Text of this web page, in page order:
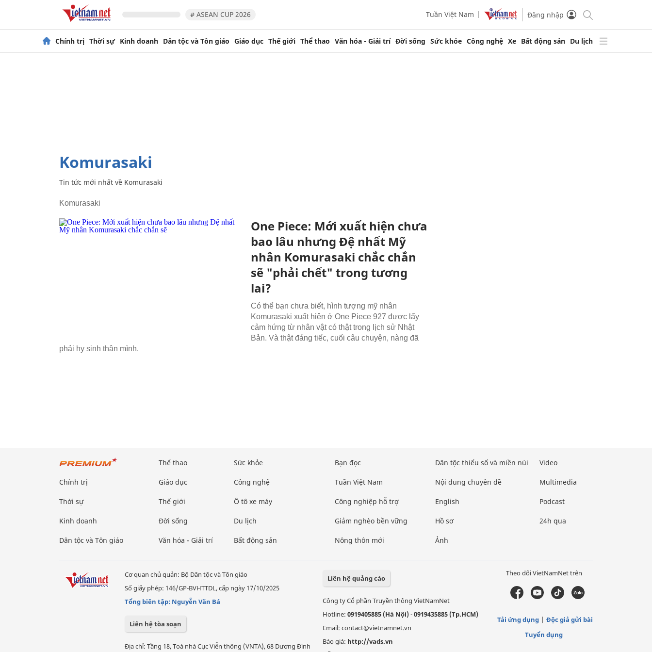
# ASEAN CUP 2026 Tuần Việt Nam Đăng nhập
Chính trị Thời sự Kinh doanh Dân tộc và Tôn giáo Giáo dục Thế giới Thể thao Văn hóa - Giải trí Đời sống Sức khỏe Công nghệ Xe Bất động sản Du lịch
Komurasaki
Tin tức mới nhất về Komurasaki
Komurasaki
One Piece: Mới xuất hiện chưa
bao lâu nhưng Đệ nhất Mỹ
nhân Komurasaki chắc chắn
sẽ "phải chết" trong tương
lai?
Có thể bạn chưa biết, hình tượng mỹ nhân
Komurasaki xuất hiện ở One Piece 927 được lấy
cảm hứng từ nhân vật có thật trong lịch sử Nhật
Bản. Và thật đáng tiếc, cuối câu chuyện, nàng đã
phải hy sinh thân mình.
Chính trị
Thời sự
Kinh doanh
Dân tộc và Tôn giáo
Thể thao
Giáo dục
Thế giới
Đời sống
Văn hóa - Giải trí
Sức khỏe
Công nghệ
Ô tô xe máy
Du lịch
Bất động sản
Bạn đọc
Tuần Việt Nam
Công nghiệp hỗ trợ
Giảm nghèo bền vững
Nông thôn mới
Dân tộc thiểu số và miền núi
Nội dung chuyên đề
English
Hồ sơ
Ảnh
Video
Multimedia
Podcast
24h qua
Cơ quan chủ quản: Bộ Dân tộc và Tôn giáo
Số giấy phép: 146/GP-BVHTTDL, cấp ngày 17/10/2025
Tổng biên tập: Nguyễn Văn Bá
Liên hệ tòa soạn
Địa chỉ: Tầng 18, Toà nhà Cục Viễn thông (VNTA), 68 Dương Đình
Liên hệ quảng cáo
Công ty Cổ phần Truyền thông VietNamNet
Hotline: 0919405885 (Hà Nội)-0919435885 (Tp.HCM)
Email: contact@vietnamnet.vn
Báo giá: http://vads.vn
Theo dõi VietNamNet trên
Tải ứng dụng
Độc giả gửi bài
Tuyển dụng